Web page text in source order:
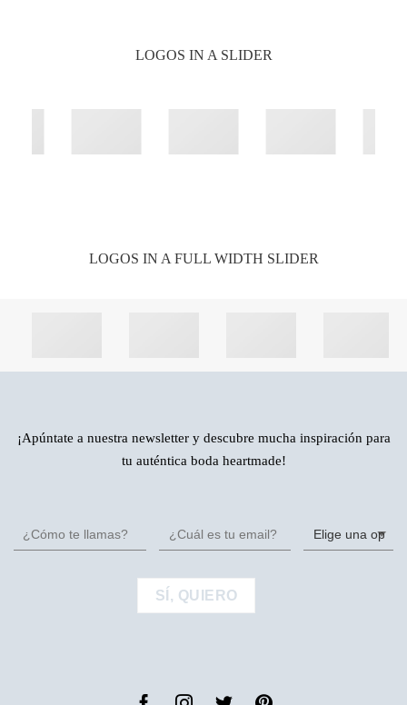
LOGOS IN A SLIDER
LOGOS IN A FULL WIDTH SLIDER
¡Apúntate a nuestra newsletter y descubre mucha inspiración para
tu auténtica boda heartmade!